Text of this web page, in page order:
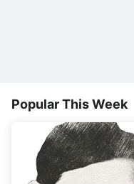
Popular This Week